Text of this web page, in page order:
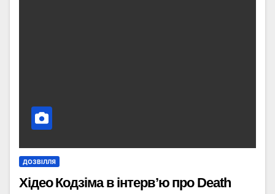
ДОЗВІЛЛЯ
Хідео Кодзіма в інтерв’ю про Death